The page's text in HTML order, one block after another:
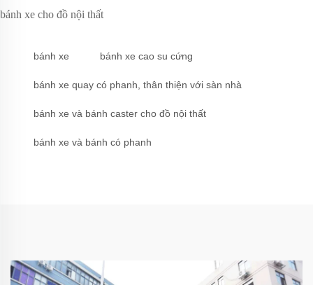
bánh xe cho đồ nội thất
bánh xe bánh xe cao su cứng
bánh xe quay có phanh, thân thiện với sàn nhà
bánh xe và bánh caster cho đồ nội thất
bánh xe và bánh có phanh